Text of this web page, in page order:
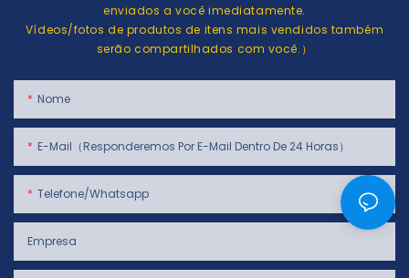
enviados a você imediatamente.
Vídeos/fotos de produtos de itens mais vendidos também
serão compartilhados com você.）
Nome
E-Mail（Responderemos Por E-Mail Dentro De 24 Horas）
Telefone/whatsapp
Empresa